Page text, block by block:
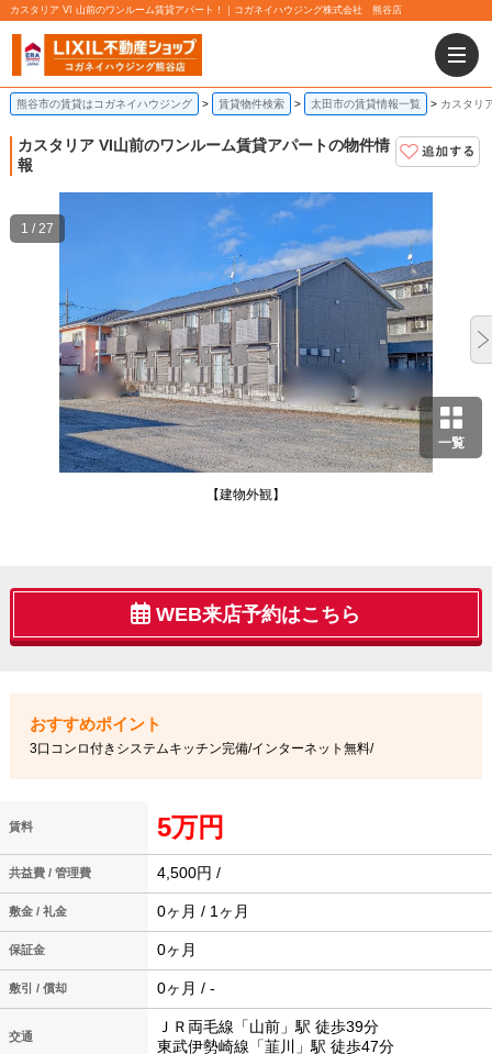
カスタリア VI 山前のワンルーム賃貸アパート！｜コガネイハウジング株式会社 熊谷店
熊谷市の賃貸はコガネイハウジング 賃貸物件検索 太田市の賃貸情報一覧 カスタリ
カスタリア VI山前のワンルーム賃貸アパートの物件情
報
一覧
【建物外観】
1 / 27
WEB来店予約はこちら
3口コンロ付きシステムキッチン完備/インターネット無料/
賃料 5万円
共益費 / 管理費 4,500円 /
敷金 / 礼金 0ヶ月 / 1ヶ月
保証金 0ヶ月
敷引 / 償却 0ヶ月 / -
交通
ＪＲ両毛線「山前」駅 徒歩39分
東武伊勢崎線「韮川」駅 徒歩47分